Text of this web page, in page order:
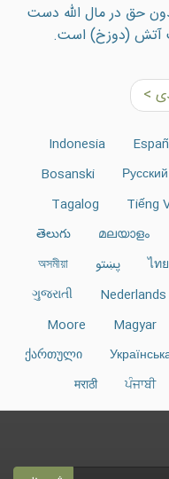
حق در مال الله دست
آتش (دوزخ) است.
>
Indonesia
Русский
Bosanski
Tiếng
Tagalog
മലയാളം
తెలుగు
ไทย پښتو
অসমীয়া
Nederlands
ગુજરાતી
Magyar
Moore
ქართული
ਪੰਜਾਬੀ
मराठी